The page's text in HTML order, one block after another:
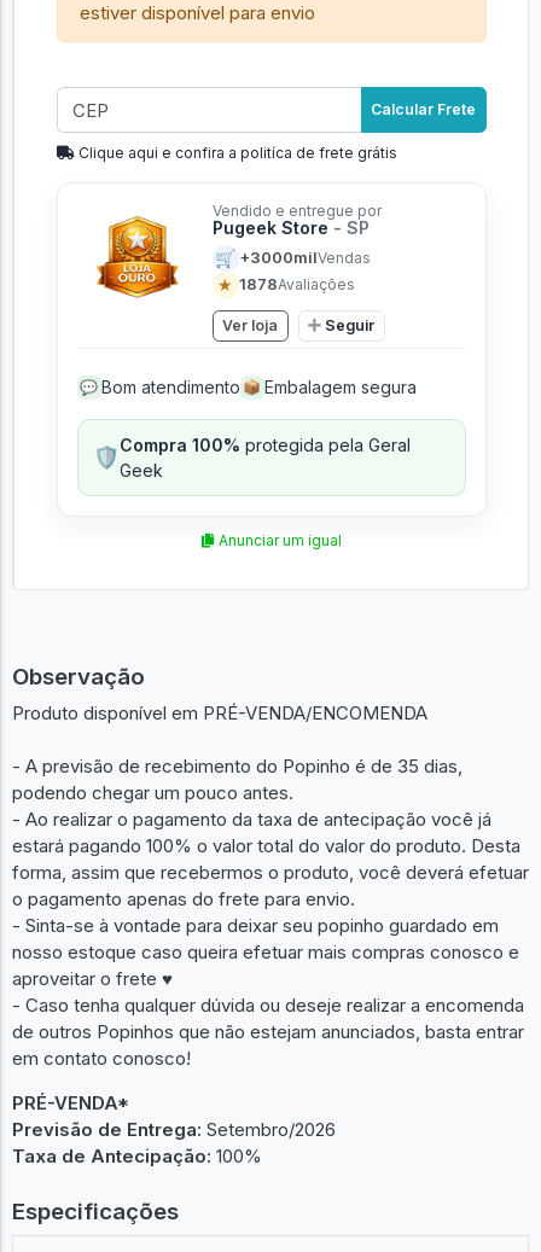
estiver disponível para envio
Calcular Frete
Clique aqui e confira a politíca de frete grátis
Vendido e entregue por
Pugeek Store - SP
🛒 +3000milVendas
★ 1878Avaliações
Ver loja Seguir
💬 Bom atendimento 📦 Embalagem segura
🛡️Compra 100% protegida pela Geral
Geek
Anunciar um igual
Observação
Produto disponível em PRÉ-VENDA/ENCOMENDA
- A previsão de recebimento do Popinho é de 35 dias,
podendo chegar um pouco antes.
- Ao realizar o pagamento da taxa de antecipação você já
estará pagando 100% o valor total do valor do produto. Desta
forma, assim que recebermos o produto, você deverá efetuar
o pagamento apenas do frete para envio.
- Sinta-se à vontade para deixar seu popinho guardado em
nosso estoque caso queira efetuar mais compras conosco e
aproveitar o frete ♥︎
- Caso tenha qualquer dúvida ou deseje realizar a encomenda
de outros Popinhos que não estejam anunciados, basta entrar
em contato conosco!
PRÉ-VENDA*
Previsão de Entrega: Setembro/2026
Taxa de Antecipação: 100%
Especificações